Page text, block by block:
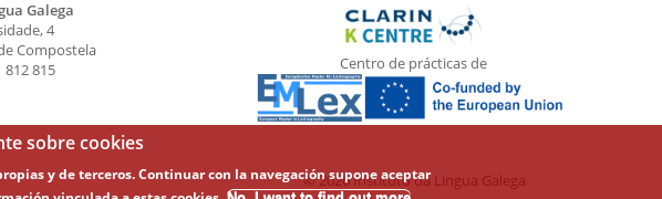
Galega
4
Compostela
812 815
sends e-mail)
Centro de prácticas de
© 2026 Instituto da Lingua Galega
sobre cookies
y de terceros. Continuar con la navegación supone aceptar